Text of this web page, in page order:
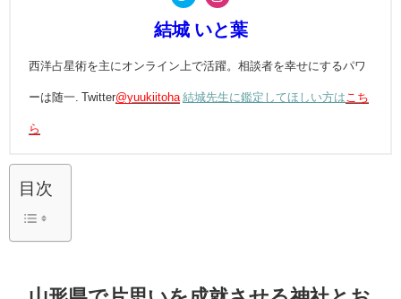
結城 いと葉
西洋占星術を主にオンライン上で活躍。相談者を幸せにするパワ
ーは随一. Twitter@yuukiitoha 結城先生に鑑定してほしい方は こち
ら
目次